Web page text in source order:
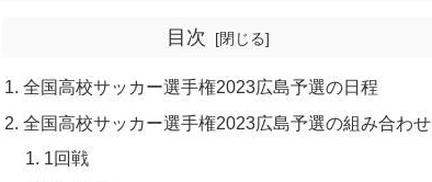
目次
全国高校サッカー選手権2023広島予選の日程
全国高校サッカー選手権2023広島予選の組み合わせ
1回戦